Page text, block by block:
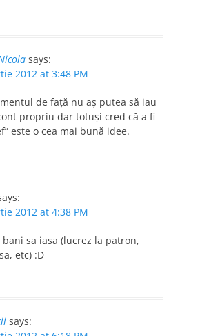
says:
2012 at 3:48 PM
de faţă nu aş putea să iau
propriu dar totuşi cred că a fi
este o cea mai bună idee.
2012 at 4:38 PM
bani sa iasa (lucrez la patron,
etc) :D
says: